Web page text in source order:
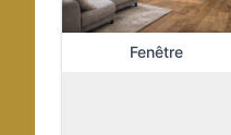
Fenêtre